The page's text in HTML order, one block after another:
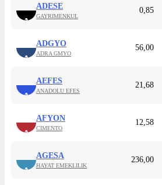
A
ADESE
GAYRIMENKUL
0,85
A
ADGYO
ADRA GMYO
56,00
A
AEFES
ANADOLU EFES
21,68
A
AFYON
CIMENTO
12,58
A
AGESA
HAYAT EMEKLILIK
236,00